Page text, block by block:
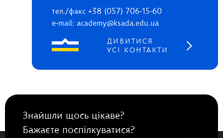
тел./факс +38 (057) 706-15-60
e-mail: academy@ksada.edu.ua
ДИВИТИСЯ
УСІ КОНТАКТИ
Знайшли щось цікаве?
Бажаєте поспілкуватися?